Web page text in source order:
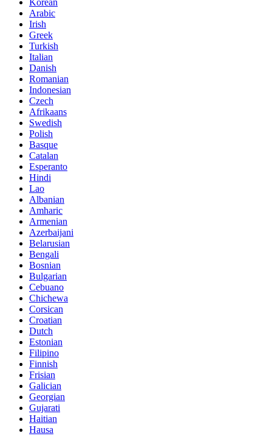
Korean
Arabic
Irish
Greek
Turkish
Italian
Danish
Romanian
Indonesian
Czech
Afrikaans
Swedish
Polish
Basque
Catalan
Esperanto
Hindi
Lao
Albanian
Amharic
Armenian
Azerbaijani
Belarusian
Bengali
Bosnian
Bulgarian
Cebuano
Chichewa
Corsican
Croatian
Dutch
Estonian
Filipino
Finnish
Frisian
Galician
Georgian
Gujarati
Haitian
Hausa